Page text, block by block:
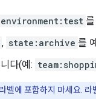
environment:test
, state:archive 를
다(예:
에 포함하지 마세요.